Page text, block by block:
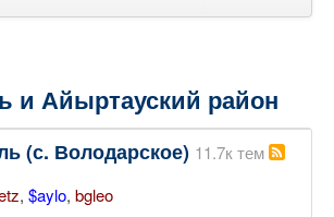
и Айыртауский район
(с. Володарское) 11.7к тем
, $aylo, bgleo